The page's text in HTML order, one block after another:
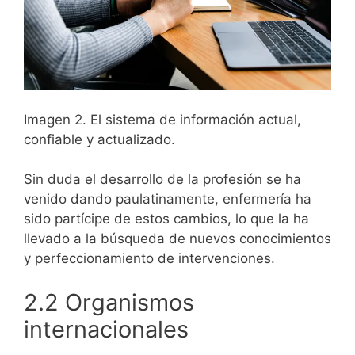
Imagen 2. El sistema de información actual,
confiable y actualizado.
Sin duda el desarrollo de la profesión se ha
venido dando paulatinamente, enfermería ha
sido partícipe de estos cambios, lo que la ha
llevado a la búsqueda de nuevos conocimientos
y perfeccionamiento de intervenciones.
2.2 Organismos
internacionales